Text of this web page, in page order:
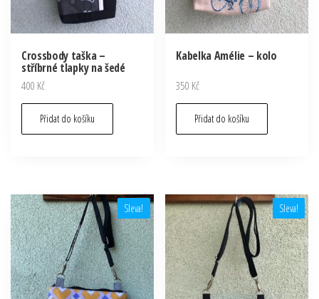
Crossbody taška –
stříbrné tlapky na šedé
400 Kč
Přidat do košíku
Kabelka Amélie – kolo
350 Kč
Přidat do košíku
Sleva! Sleva!